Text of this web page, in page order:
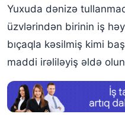
Yuxuda dənizə
üzvlərindən birinin iş
bıçaqla kəsilmiş kimi
maddi irəliləyiş əldə